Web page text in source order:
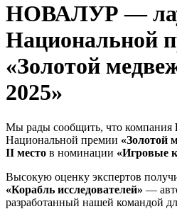
НОВАЛУР —
Национальной
«Золотой
2025»
Мы рады сообщить, что компания
Национальной премии «Золотой
II место в номинации «Игровые
Высокую оценку экспертов
«Корабль исследователей» —
разработанный нашей командой